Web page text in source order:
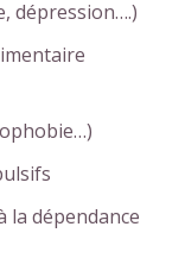
dépression….)
la dépendance